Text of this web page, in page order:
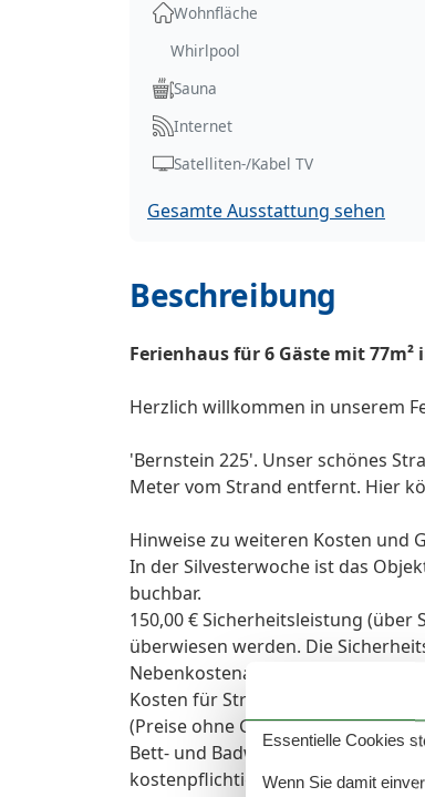
Wohnfläche
Whirlpool
Sauna
Internet
Satelliten-/Kabel TV
Gesamte Ausstattung sehen
Beschreibung
Ferienhaus für 6 Gäste mit 77m²
Herzlich willkommen in unserem
'Bernstein 225'. Unser schönes
Meter vom Strand entfernt. Hier
Hinweise zu weiteren Kosten und
In der Silvesterwoche ist das
buchbar.
150,00 € Sicherheitsleistung
überwiesen werden. Die
Nebenkostenabrechnung,
Kosten für Strom (0,35 € / kWh)
(Preise ohne Gewähr) und mit
Bett- und Badwäsche sowie
kostenpflichtig bestellt werden.
Essentielle Cookies
Wenn Sie damit